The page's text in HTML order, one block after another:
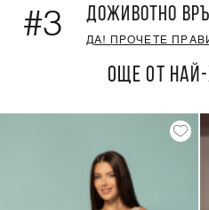
#3 ДОЖИВОТНО
ДА! ПРОЧЕТЕ
ОЩЕ ОТ